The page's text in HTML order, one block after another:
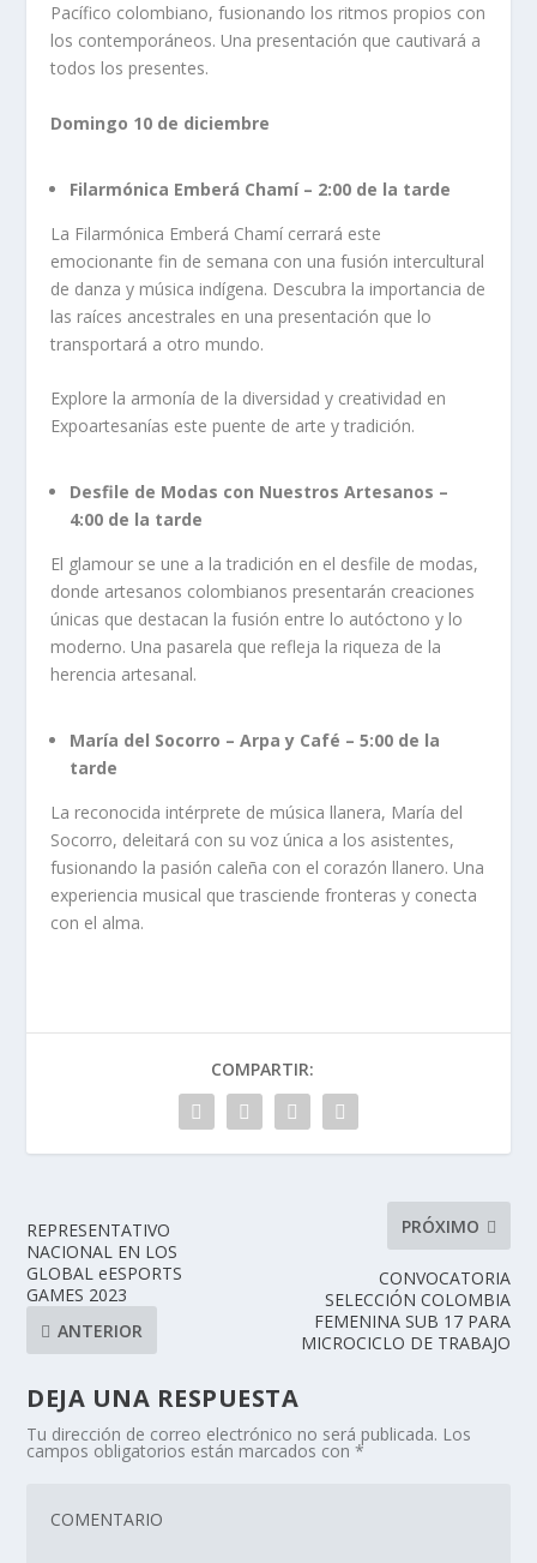
Pacífico colombiano, fusionando los ritmos propios con
los contemporáneos. Una presentación que cautivará a
todos los presentes.
Domingo 10 de diciembre
Filarmónica Emberá Chamí – 2:00 de la tarde
La Filarmónica Emberá Chamí cerrará este
emocionante fin de semana con una fusión intercultural
de danza y música indígena. Descubra la importancia de
las raíces ancestrales en una presentación que lo
transportará a otro mundo.
Explore la armonía de la diversidad y creatividad en
Expoartesanías este puente de arte y tradición.
Desfile de Modas con Nuestros Artesanos –
4:00 de la tarde
El glamour se une a la tradición en el desfile de modas,
donde artesanos colombianos presentarán creaciones
únicas que destacan la fusión entre lo autóctono y lo
moderno. Una pasarela que refleja la riqueza de la
herencia artesanal.
María del Socorro – Arpa y Café – 5:00 de la
tarde
La reconocida intérprete de música llanera, María del
Socorro, deleitará con su voz única a los asistentes,
fusionando la pasión caleña con el corazón llanero. Una
experiencia musical que trasciende fronteras y conecta
con el alma.
COMPARTIR:
REPRESENTATIVO
NACIONAL EN LOS
GLOBAL eESPORTS
GAMES 2023
ANTERIOR
PRÓXIMO
CONVOCATORIA
SELECCIÓN COLOMBIA
FEMENINA SUB 17 PARA
MICROCICLO DE TRABAJO
DEJA UNA RESPUESTA
Tu dirección de correo electrónico no será publicada. Los
campos obligatorios están marcados con*